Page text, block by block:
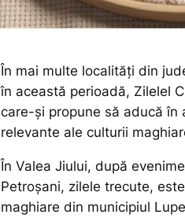
În mai multe localități din
în această perioadă, Zilelel
care-și propune să aducă
relevante ale culturii
În Valea Jiului, după
Petroșani, zilele trecute,
maghiare din municipiul